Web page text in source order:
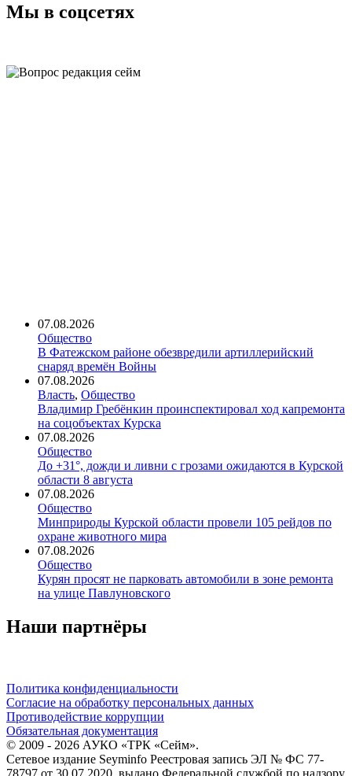
Мы в соцсетях
07.08.2026
Общество
В Фатежском районе обезвредили артиллерийский
снаряд времён Войны
07.08.2026
Власть, Общество
Владимир Гребёнкин проинспектировал ход капремонта
на соцобъектах Курска
07.08.2026
Общество
До +31°, дожди и ливни с грозами ожидаются в Курской
области 8 августа
07.08.2026
Общество
Минприроды Курской области провели 105 рейдов по
охране животного мира
07.08.2026
Общество
Курян просят не парковать автомобили в зоне ремонта
на улице Павлуновского
Наши партнёры
Политика конфиденциальности
Согласие на обработку персональных данных
Противодействие коррупции
Обязательная документация
© 2009 - 2026 АУКО «ТРК «Сейм».
Сетевое издание Seyminfo Реестровая запись ЭЛ № ФС 77-
78797 от 30.07.2020, выдано Федеральной службой по надзору